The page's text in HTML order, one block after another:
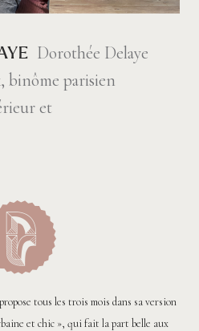
Dorothée Delaye
binôme parisien
et
tous les trois mois dans sa version
et chic », qui fait la part belle aux